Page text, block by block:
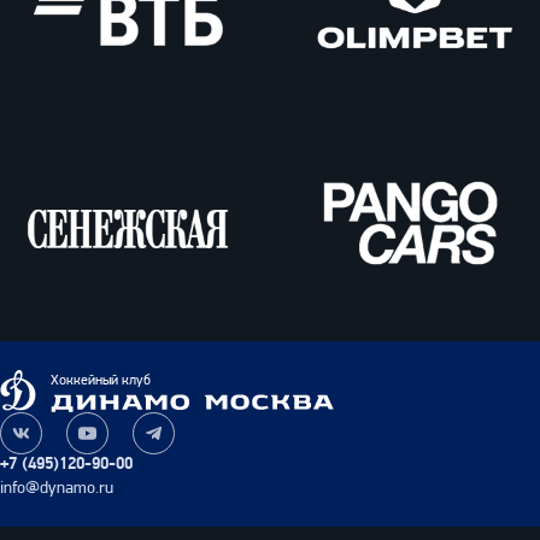
Cars
Динамо
Москва
Хоккейный клуб
+7 (495)120-90-00
info@dynamo.ru
Наша
группа
ВКонтакте
Наш
канал
на
Наш
канал